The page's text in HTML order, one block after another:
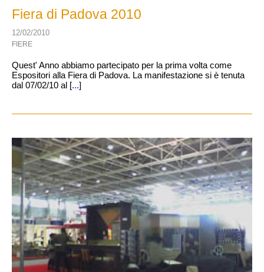
Fiera di Padova 2010
12/02/2010
FIERE
Quest' Anno abbiamo partecipato per la prima volta come
Espositori alla Fiera di Padova. La manifestazione si è tenuta
dal 07/02/10 al [...]